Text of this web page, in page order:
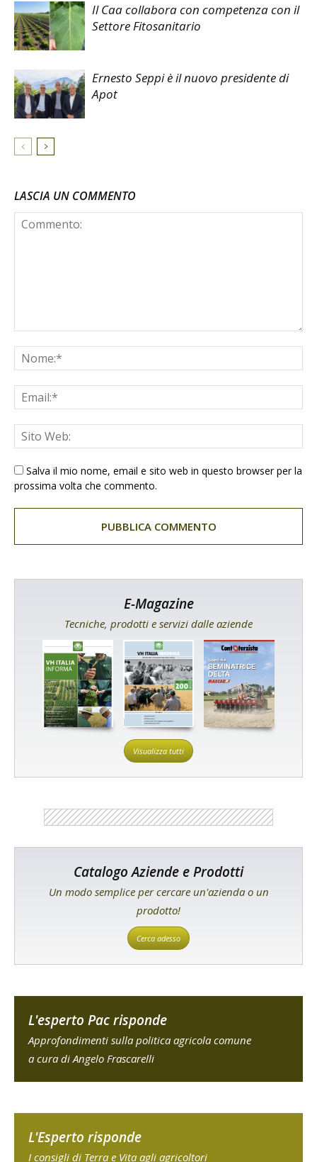
Il Caa collabora con competenza con il
Settore Fitosanitario
Ernesto Seppi è il nuovo presidente di
Apot
LASCIA UN COMMENTO
Salva il mio nome, email e sito web in questo browser per la
prossima volta che commento.
E-Magazine
Tecniche, prodotti e servizi dalle aziende
Visualizza tutti
Catalogo Aziende e Prodotti
Un modo semplice per cercare un'azienda o un
prodotto!
Cerca adesso
L'esperto Pac risponde
Approfondimenti sulla politica agricola comune
a cura di Angelo Frascarelli
L'Esperto risponde
I consigli di Terra e Vita agli agricoltori